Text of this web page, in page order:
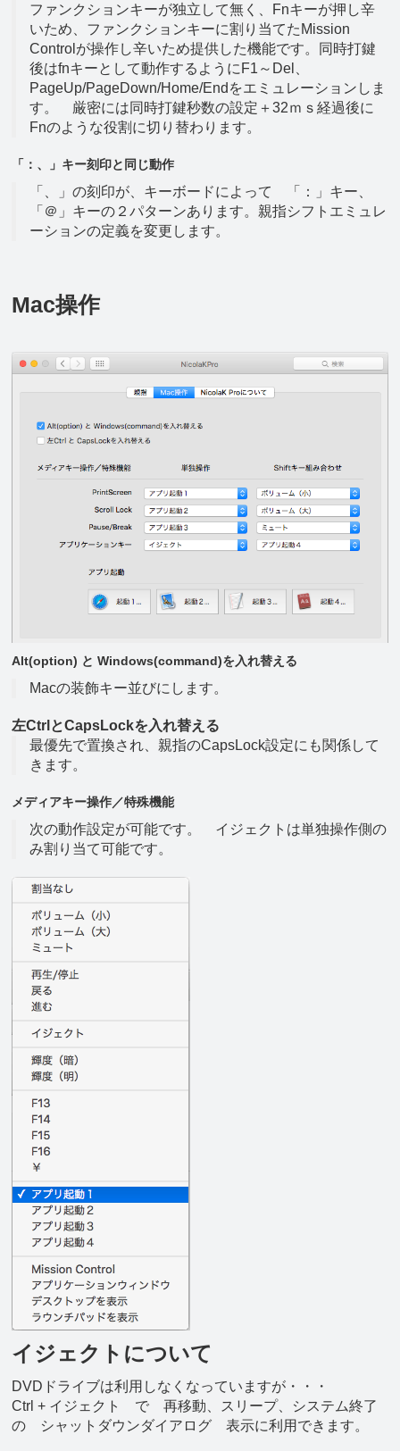
ファンクションキーが独立して無く、Fnキーが押し辛
いため、ファンクションキーに割り当てたMission
Controlが操作し辛いため提供した機能です。同時打鍵
後はfnキーとして動作するようにF1～Del、
PageUp/PageDown/Home/Endをエミュレーションしま
す。 厳密には同時打鍵秒数の設定＋32ｍｓ経過後に
Fnのような役割に切り替わります。
「：、」キー刻印と同じ動作
「、」の刻印が、キーボードによって 「：」キー、
「＠」キーの２パターンあります。親指シフトエミュレ
ーションの定義を変更します。
Mac操作
Alt(option) と Windows(command)を入れ替える
Macの装飾キー並びにします。
左CtrlとCapsLockを入れ替える
最優先で置換され、親指のCapsLock設定にも関係して
きます。
メディアキー操作／特殊機能
次の動作設定が可能です。 イジェクトは単独操作側の
み割り当て可能です。
イジェクトについて
DVDドライブは利用しなくなっていますが・・・
Ctrl + イジェクト で 再移動、スリープ、システム終了
の シャットダウンダイアログ 表示に利用できます。